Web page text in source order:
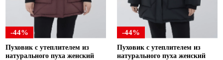
-44%
Пуховик с утеплителем из
натурального пуха женский
-44%
Пуховик с утеплителем из
натурального пуха женский